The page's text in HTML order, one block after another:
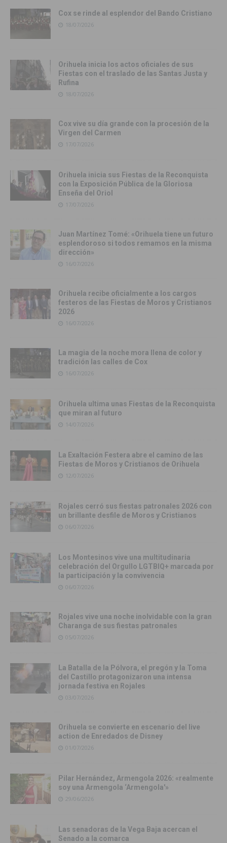
Cox se rinde al esplendor del Bando Cristiano
18/07/2026
Orihuela inicia los actos oficiales de sus
Fiestas con el traslado de las Santas Justa y
Rufina
18/07/2026
Cox vive su día grande con la procesión de la
Virgen del Carmen
17/07/2026
Orihuela inicia sus Fiestas de la Reconquista
con la Exposición Pública de la Gloriosa
Enseña del Oriol
17/07/2026
Juan Martínez Tomé: «Orihuela tiene un futuro
esplendoroso si todos remamos en la misma
dirección»
16/07/2026
Orihuela recibe oficialmente a los cargos
festeros de las Fiestas de Moros y Cristianos
2026
16/07/2026
La magia de la noche mora llena de color y
tradición las calles de Cox
16/07/2026
Orihuela ultima unas Fiestas de la Reconquista
que miran al futuro
14/07/2026
La Exaltación Festera abre el camino de las
Fiestas de Moros y Cristianos de Orihuela
12/07/2026
Rojales cerró sus fiestas patronales 2026 con
un brillante desfile de Moros y Cristianos
06/07/2026
Los Montesinos vive una multitudinaria
celebración del Orgullo LGTBIQ+ marcada por
la participación y la convivencia
06/07/2026
Rojales vive una noche inolvidable con la gran
Charanga de sus fiestas patronales
05/07/2026
La Batalla de la Pólvora, el pregón y la Toma
del Castillo protagonizaron una intensa
jornada festiva en Rojales
03/07/2026
Orihuela se convierte en escenario del live
action de Enredados de Disney
01/07/2026
Pilar Hernández, Armengola 2026: «realmente
soy una Armengola ‘Armengola'»
29/06/2026
Las senadoras de la Vega Baja acercan el
Senado a la comarca